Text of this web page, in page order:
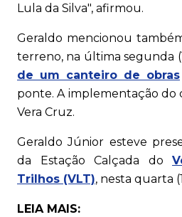
Lula da Silva", afirmou.
Geraldo mencionou
terreno, na última segunda
de um canteiro de obras
ponte. A implementação do
Vera Cruz.
Geraldo Júnior esteve
da Estação Calçada do
Trilhos (VLT), nesta quarta
LEIA MAIS: